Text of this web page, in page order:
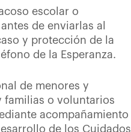
escolar o
de enviarlas al
y protección de la
de la Esperanza.
de menores y
familias o voluntarios
acompañamiento
de los Cuidados